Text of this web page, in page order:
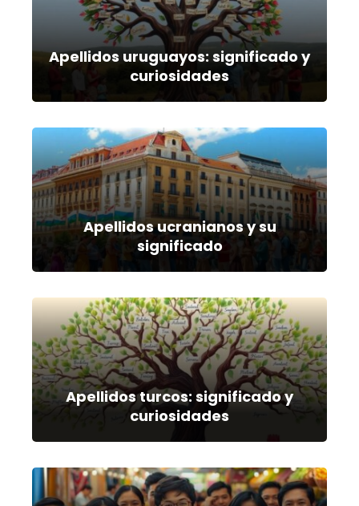
Apellidos uruguayos: significado y
curiosidades
Apellidos ucranianos y su
significado
Apellidos turcos: significado y
curiosidades